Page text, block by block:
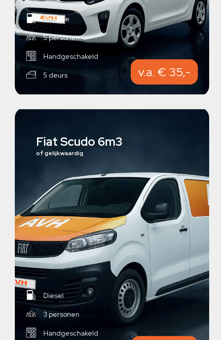
Benzine
5 personen
Handgeschakeld
5 deurs v.a. € 35,-
Fiat Scudo 6m3
of gelijkwaardig
Diesel
3 personen
Handgeschakeld